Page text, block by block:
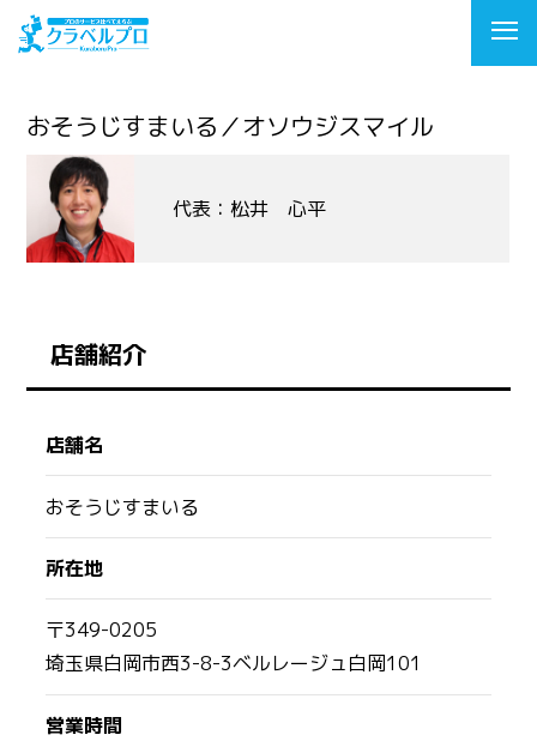
おそうじすまいる／オソウジスマイル
代表：松井 心平
店舗紹介
店舗名
おそうじすまいる
所在地
〒349-0205
埼玉県白岡市西3-8-3ベルレージュ白岡101
営業時間